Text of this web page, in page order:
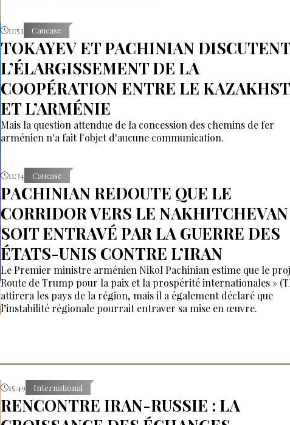
11:53 Caucase
TOKAYEV ET PACHINIAN
L’ÉLARGISSEMENT DE LA
COOPÉRATION ENTRE LE
ET L’ARMÉNIE
Mais la question attendue de la concession des chemins de fer
arménien n'a fait l'objet d'aucune communication.
11:34 Caucase
PACHINIAN REDOUTE QUE LE
CORRIDOR VERS LE
SOIT ENTRAVÉ PAR LA GUERRE DES
ÉTATS-UNIS CONTRE L’IRAN
Le Premier ministre arménien Nikol Pachinian estime que le
Route de Trump pour la paix et la prospérité internationales »
attirera les pays de la région, mais il a également déclaré que
l’instabilité régionale pourrait entraver sa mise en œuvre.
15:49 International
RENCONTRE IRAN-RUSSIE : LA